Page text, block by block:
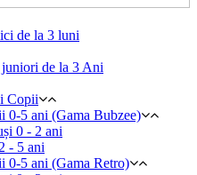
de la 3 luni
de la 3 Ani
Copii
0-5 ani (Gama Bubzee)
0 - 2 ani
- 5 ani
0-5 ani (Gama Retro)